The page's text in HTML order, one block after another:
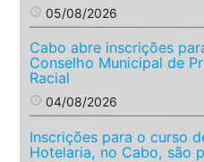
access_time 05/08/2026
Cabo abre inscrições
Conselho Municipal de
Racial
access_time 04/08/2026
Inscrições para o curso
Hotelaria, no Cabo, são